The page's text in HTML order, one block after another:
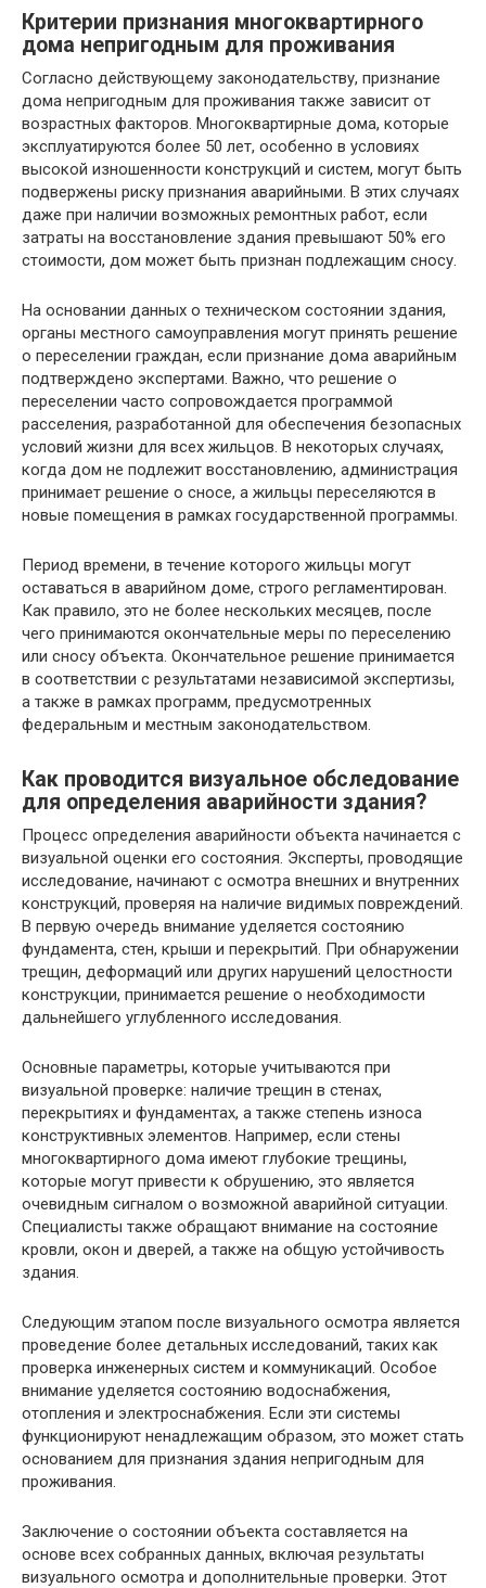
Критерии признания многоквартирного
дома непригодным для проживания
Согласно действующему законодательству, признание
дома непригодным для проживания также зависит от
возрастных факторов. Многоквартирные дома, которые
эксплуатируются более 50 лет, особенно в условиях
высокой изношенности конструкций и систем, могут быть
подвержены риску признания аварийными. В этих случаях
даже при наличии возможных ремонтных работ, если
затраты на восстановление здания превышают 50% его
стоимости, дом может быть признан подлежащим сносу.
На основании данных о техническом состоянии здания,
органы местного самоуправления могут принять решение
о переселении граждан, если признание дома аварийным
подтверждено экспертами. Важно, что решение о
переселении часто сопровождается программой
расселения, разработанной для обеспечения безопасных
условий жизни для всех жильцов. В некоторых случаях,
когда дом не подлежит восстановлению, администрация
принимает решение о сносе, а жильцы переселяются в
новые помещения в рамках государственной программы.
Период времени, в течение которого жильцы могут
оставаться в аварийном доме, строго регламентирован.
Как правило, это не более нескольких месяцев, после
чего принимаются окончательные меры по переселению
или сносу объекта. Окончательное решение принимается
в соответствии с результатами независимой экспертизы,
а также в рамках программ, предусмотренных
федеральным и местным законодательством.
Как проводится визуальное обследование
для определения аварийности здания?
Процесс определения аварийности объекта начинается с
визуальной оценки его состояния. Эксперты, проводящие
исследование, начинают с осмотра внешних и внутренних
конструкций, проверяя на наличие видимых повреждений.
В первую очередь внимание уделяется состоянию
фундамента, стен, крыши и перекрытий. При обнаружении
трещин, деформаций или других нарушений целостности
конструкции, принимается решение о необходимости
дальнейшего углубленного исследования.
Основные параметры, которые учитываются при
визуальной проверке: наличие трещин в стенах,
перекрытиях и фундаментах, а также степень износа
конструктивных элементов. Например, если стены
многоквартирного дома имеют глубокие трещины,
которые могут привести к обрушению, это является
очевидным сигналом о возможной аварийной ситуации.
Специалисты также обращают внимание на состояние
кровли, окон и дверей, а также на общую устойчивость
здания.
Следующим этапом после визуального осмотра является
проведение более детальных исследований, таких как
проверка инженерных систем и коммуникаций. Особое
внимание уделяется состоянию водоснабжения,
отопления и электроснабжения. Если эти системы
функционируют ненадлежащим образом, это может стать
основанием для признания здания непригодным для
проживания.
Заключение о состоянии объекта составляется на
основе всех собранных данных, включая результаты
визуального осмотра и дополнительные проверки. Этот